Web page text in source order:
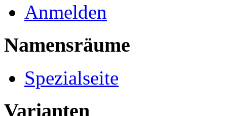
Anmelden
Namensräume
Spezialseite
Varianten